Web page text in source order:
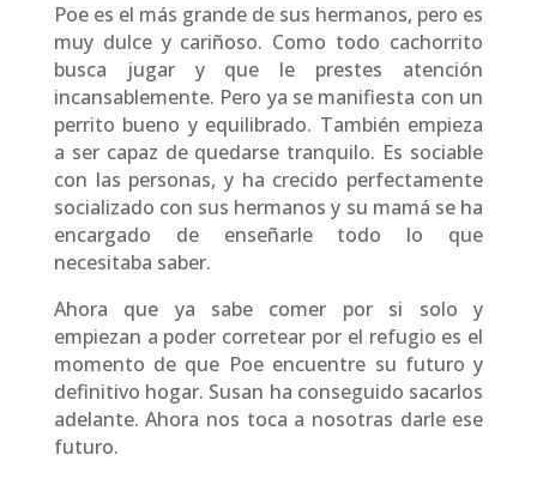
Poe es el más grande de sus hermanos, pero es
muy dulce y cariñoso. Como todo cachorrito
busca jugar y que le prestes atención
incansablemente. Pero ya se manifiesta con un
perrito bueno y equilibrado. También empieza
a ser capaz de quedarse tranquilo. Es sociable
con las personas, y ha crecido perfectamente
socializado con sus hermanos y su mamá se ha
encargado de enseñarle todo lo que
necesitaba saber.
Ahora que ya sabe comer por si solo y
empiezan a poder corretear por el refugio es el
momento de que Poe encuentre su futuro y
definitivo hogar. Susan ha conseguido sacarlos
adelante. Ahora nos toca a nosotras darle ese
futuro.